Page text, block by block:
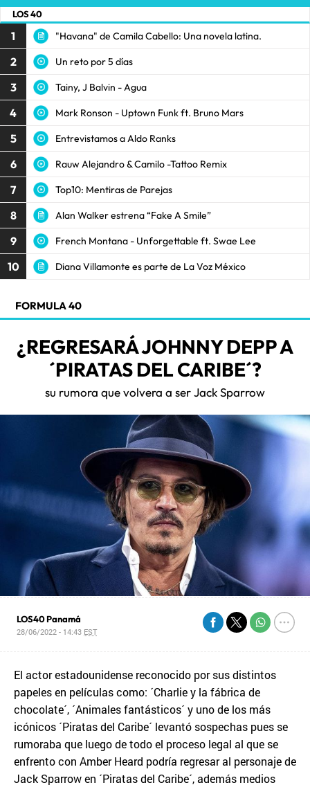
LOS 40
1 "Havana" de Camila Cabello: Una novela latina.
2 Un reto por 5 días
3 Tainy, J Balvin - Agua
4 Mark Ronson - Uptown Funk ft. Bruno Mars
5 Entrevistamos a Aldo Ranks
6 Rauw Alejandro & Camilo -Tattoo Remix
7 Top10: Mentiras de Parejas
8 Alan Walker estrena “Fake A Smile”
9 French Montana - Unforgettable ft. Swae Lee
10 Diana Villamonte es parte de La Voz México
FORMULA 40
¿REGRESARÁ JOHNNY DEPP A
´PIRATAS DEL CARIBE´?
su rumora que volvera a ser Jack Sparrow
LOS40 Panamá
28/06/2022 - 14:43 EST
El actor estadounidense reconocido por sus distintos
papeles en películas como: ´Charlie y la fábrica de
chocolate´, ´Animales fantásticos´ y uno de los más
icónicos ´Piratas del Caribe´ levantó sospechas pues se
rumoraba que luego de todo el proceso legal al que se
enfrento con Amber Heard podría regresar al personaje de
Jack Sparrow en ´Piratas del Caribe´, además medios